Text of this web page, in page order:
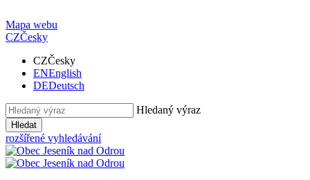
Mapa webu
CZČesky
CZČesky
ENEnglish
DEDeutsch
Hledaný výraz
Hledat
rozšířené vyhledávání